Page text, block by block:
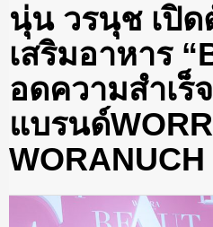
นุ่น วรนุช เปิ
เสริมอาหาร
อดความสําเร็
แบรนด์
WORANUCH